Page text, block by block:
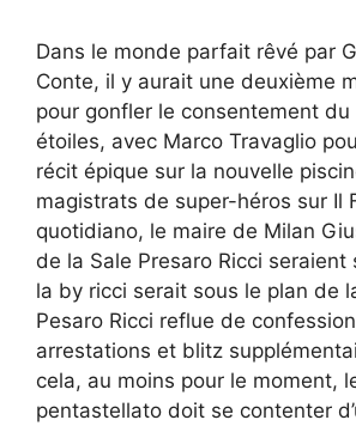
Dans le monde parfait rêvé par
Conte, il y aurait une deuxième
pour gonfler le consentement
étoiles, avec Marco Travaglio
récit épique sur la nouvelle
magistrats de super-héros sur Il
quotidiano, le maire de Milan
de la Sale Presaro Ricci seraient
la by ricci serait sous le plan de
Pesaro Ricci reflue de
arrestations et blitz
cela, au moins pour le moment,
pentastellato doit se contenter